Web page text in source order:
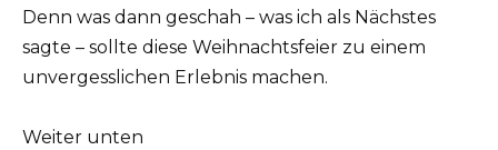
Denn was dann geschah – was ich als Nächstes
sagte – sollte diese Weihnachtsfeier zu einem
unvergesslichen Erlebnis machen.
Weiter unten